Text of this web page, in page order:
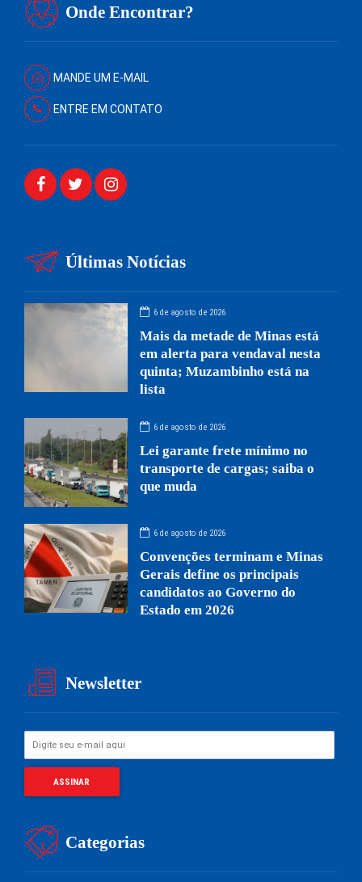
Onde Encontrar?
MANDE UM E-MAIL
ENTRE EM CONTATO
Últimas Notícias
6 de agosto de 2026
Mais da metade de Minas está
em alerta para vendaval nesta
quinta; Muzambinho está na
lista
6 de agosto de 2026
Lei garante frete mínimo no
transporte de cargas; saiba o
que muda
6 de agosto de 2026
Convenções terminam e Minas
Gerais define os principais
candidatos ao Governo do
Estado em 2026
Newsletter
Categorias